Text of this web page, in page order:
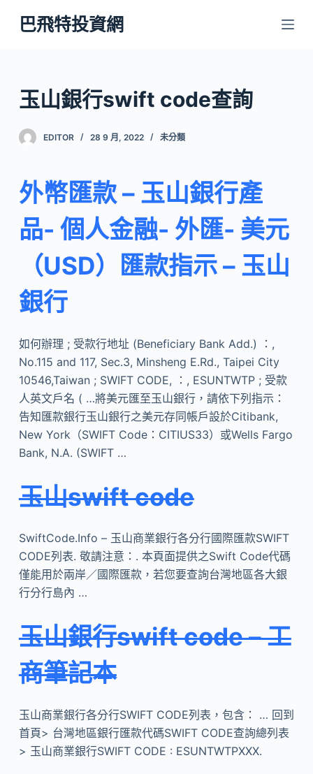
跳
至
內
容
巴飛特投資網
玉山銀行swift code查詢
EDITOR 28 9 月, 2022 未分類
外幣匯款 – 玉山銀行產
品- 個人金融- 外匯- 美元
（USD）匯款指示 – 玉山
銀行
如何辦理 ; 受款行地址 (Beneficiary Bank Add.) ：,
No.115 and 117, Sec.3, Minsheng E.Rd., Taipei City
10546,Taiwan ; SWIFT CODE, ：, ESUNTWTP ; 受款
人英文戶名 ( …將美元匯至玉山銀行，請依下列指示：
告知匯款銀行玉山銀行之美元存同帳戶設於Citibank,
New York（SWIFT Code：CITIUS33）或Wells Fargo
Bank, N.A. (SWIFT …
玉山swift code
SwiftCode.Info – 玉山商業銀行各分行國際匯款SWIFT
CODE列表. 敬請注意：. 本頁面提供之Swift Code代碼
僅能用於兩岸／國際匯款，若您要查詢台灣地區各大銀
行分行島內 …
玉山銀行swift code – 工
商筆記本
玉山商業銀行各分行SWIFT CODE列表，包含： … 回到
首頁> 台灣地區銀行匯款代碼SWIFT CODE查詢總列表
> 玉山商業銀行SWIFT CODE : ESUNTWTPXXX.